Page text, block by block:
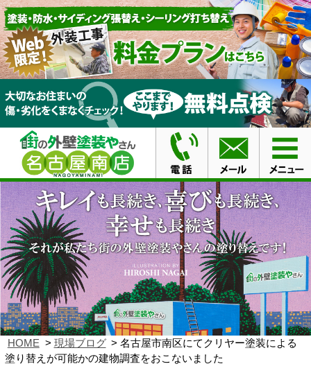
HOME 現場ブログ
名古屋市南区にてクリヤー塗装による
塗り替えが可能かの建物調査をおこないました